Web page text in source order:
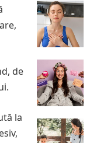
de
la